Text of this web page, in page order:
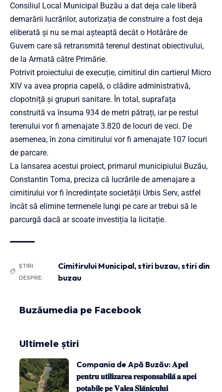
Consiliul Local Municipal Buzău a dat deja cale liberă
demarării lucrărilor, autorizația de construire a fost deja
eliberată și nu se mai așteaptă decât o Hotărâre de
Guvern care să retransmită terenul destinat obiectivului,
de la Armată către Primărie.
Potrivit proiectului de execuție, cimitirul din cartierul Micro
XIV va avea propria capelă, o clădire administrativă,
clopotniță și grupuri sanitare. În total, suprafața
construită va însuma 934 de metri pătrați, iar pe restul
terenului vor fi amenajate 3.820 de locuri de veci. De
asemenea, în zona cimitirului vor fi amenajate 107 locuri
de parcare.
La lansarea acestui proiect, primarul municipiului Buzău,
Constantin Toma, preciza că lucrările de amenajare a
cimitirului vor fi încredințate societății Urbis Serv, astfel
încât să elimine termenele lungi pe care ar trebui să le
parcurgă dacă ar scoate investiția la licitație.
ȘTIRI
DESPRE:
Cimitirului Municipal,stiri buzau,stiri din
buzau
Buzăumedia pe Facebook
Ultimele știri
Compania de Apă Buzău: 𝐀𝐩𝐞𝐥
𝐩𝐞𝐧𝐭𝐫𝐮 𝐮𝐭𝐢𝐥𝐢𝐳𝐚𝐫𝐞𝐚 𝐫𝐞𝐬𝐩𝐨𝐧𝐬𝐚𝐛𝐢𝐥𝐚̆ 𝐚 𝐚𝐩𝐞𝐢
𝐩𝐨𝐭𝐚𝐛𝐢𝐥𝐞 𝐩𝐞 𝐕𝐚𝐥𝐞𝐚 𝐒𝐥𝐚̆𝐧𝐢𝐜𝐮𝐥𝐮𝐢